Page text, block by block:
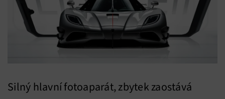
Silný hlavní fotoaparát, zbytek zaostává